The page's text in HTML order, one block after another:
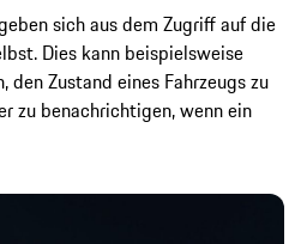
sich aus dem Zugriff auf die
Dies kann beispielsweise
den Zustand eines Fahrzeugs zu
zu benachrichtigen, wenn ein